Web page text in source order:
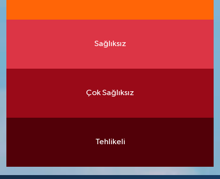
Sağlıksız
Çok Sağlıksız
Tehlikeli